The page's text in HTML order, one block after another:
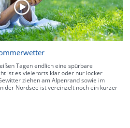
Tagen endlich eine spürbare
ist es vielerorts klar oder nur locker
ziehen am Alpenrand sowie im
der Nordsee ist vereinzelt noch ein kurzer